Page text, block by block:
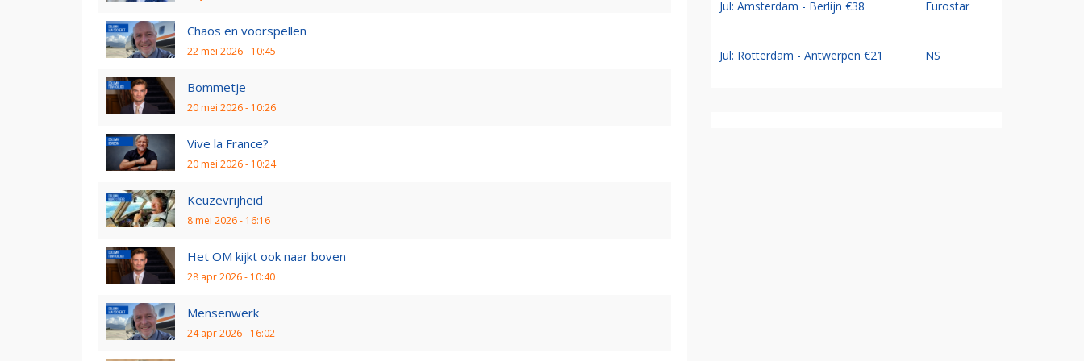
Chaos en voorspellen
22 mei 2026 - 10:45
Bommetje
20 mei 2026 - 10:26
Vive la France?
20 mei 2026 - 10:24
Keuzevrijheid
8 mei 2026 - 16:16
Het OM kijkt ook naar boven
28 apr 2026 - 10:40
Mensenwerk
24 apr 2026 - 16:02
Jul: Amsterdam - Berlijn €38 Eurostar
Jul: Rotterdam - Antwerpen €21 NS